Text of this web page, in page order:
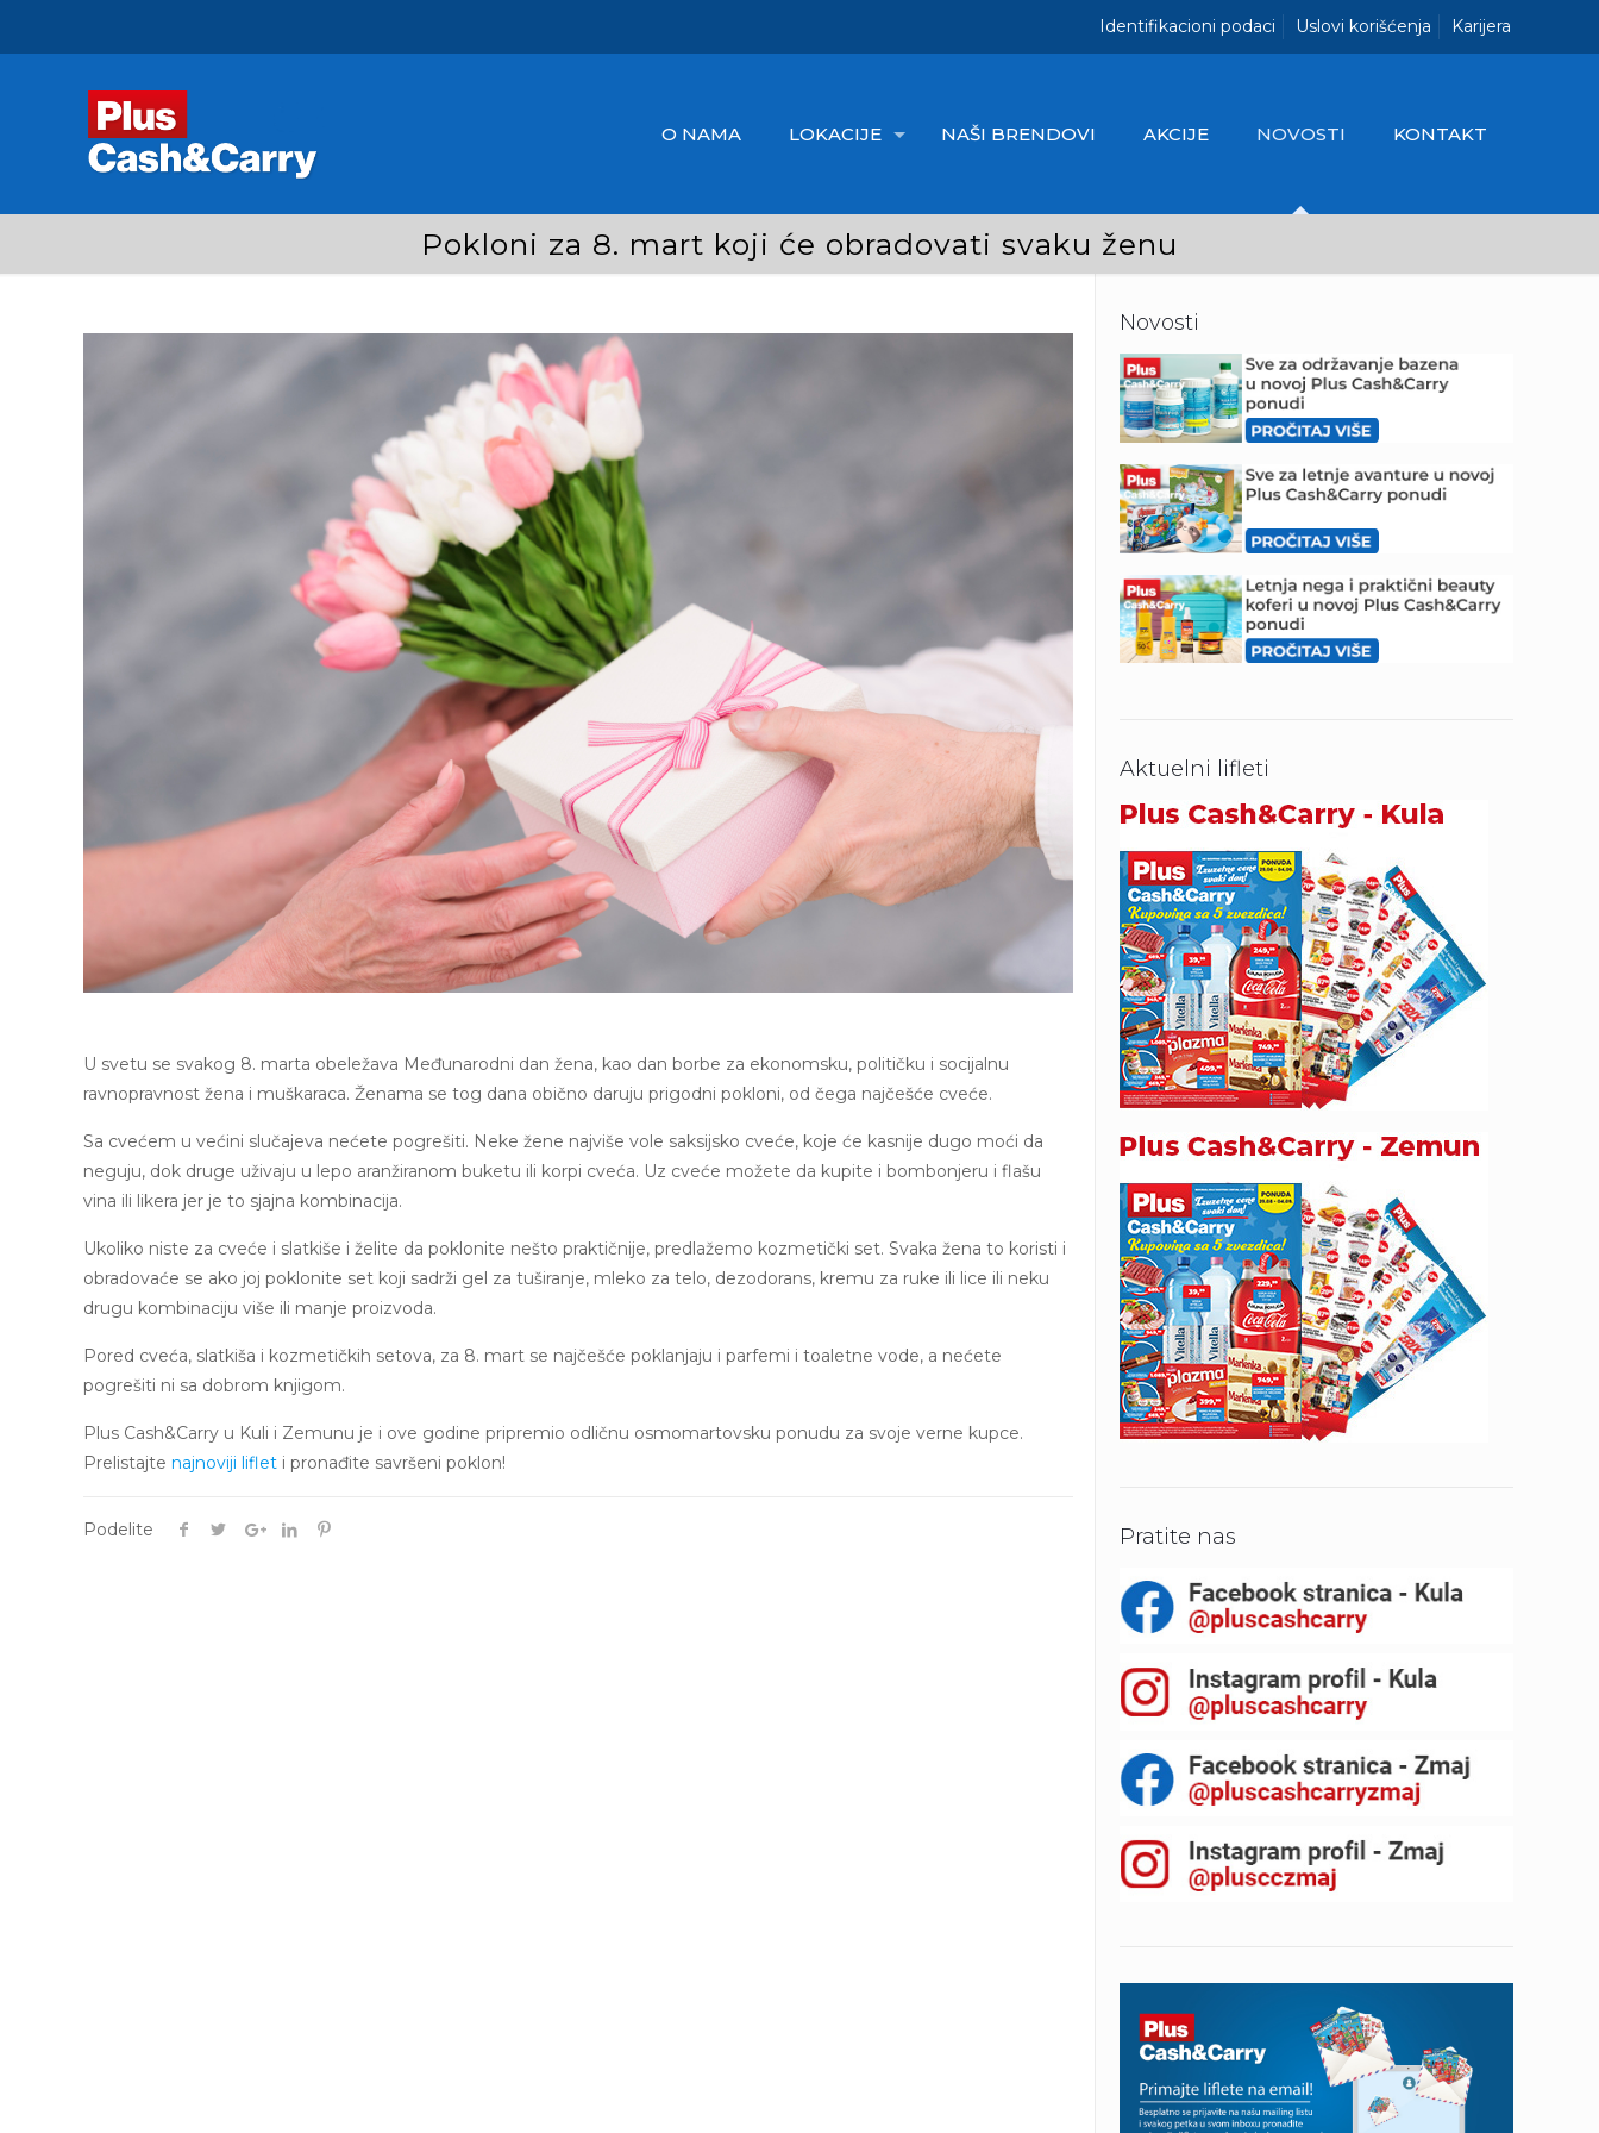
Identifikacioni podaci Uslovi korišćenja Karijera
O NAMA LOKACIJE NAŠI BRENDOVI AKCIJE NOVOSTI KONTAKT
Pokloni za 8. mart koji će obradovati svaku ženu
U svetu se svakog 8. marta obeležava Međunarodni dan žena, kao dan borbe za ekonomsku, političku i socijalnu
ravnopravnost žena i muškaraca. Ženama se tog dana obično daruju prigodni pokloni, od čega najčešće cveće.
Sa cvećem u većini slučajeva nećete pogrešiti. Neke žene najviše vole saksijsko cveće, koje će kasnije dugo moći da
neguju, dok druge uživaju u lepo aranžiranom buketu ili korpi cveća. Uz cveće možete da kupite i bombonjeru i flašu
vina ili likera jer je to sjajna kombinacija.
Ukoliko niste za cveće i slatkiše i želite da poklonite nešto praktičnije, predlažemo kozmetički set. Svaka žena to koristi i
obradovaće se ako joj poklonite set koji sadrži gel za tuširanje, mleko za telo, dezodorans, kremu za ruke ili lice ili neku
drugu kombinaciju više ili manje proizvoda.
Pored cveća, slatkiša i kozmetičkih setova, za 8. mart se najčešće poklanjaju i parfemi i toaletne vode, a nećete
pogrešiti ni sa dobrom knjigom.
Plus Cash&Carry u Kuli i Zemunu je i ove godine pripremio odličnu osmomartovsku ponudu za svoje verne kupce.
Prelistajtenajnoviji liflet i pronađite savršeni poklon!
Podelite
Novosti
Aktuelni lifleti
Pratite nas